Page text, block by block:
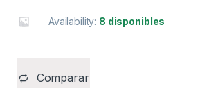
Availability: 8 disponibles
Comparar